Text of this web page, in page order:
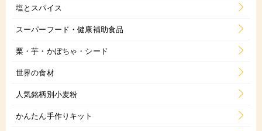
塩とスパイス
スーパーフード・健康補助食品
栗・芋・かぼちゃ・シード
世界の食材
人気銘柄別小麦粉
かんたん手作りキット